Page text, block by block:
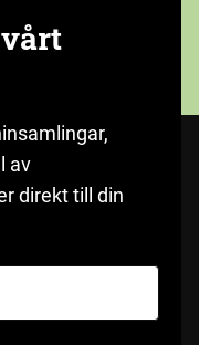
av
direkt till din